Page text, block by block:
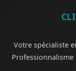
Votre spécialiste